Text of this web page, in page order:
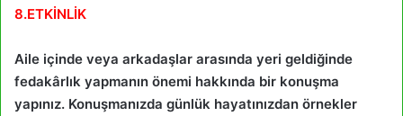
8.ETKİNLİK
Aile içinde veya arkadaşlar arasında yeri geldiğinde
fedakârlık yapmanın önemi hakkında bir konuşma
yapınız. Konuşmanızda günlük hayatınızdan örnekler